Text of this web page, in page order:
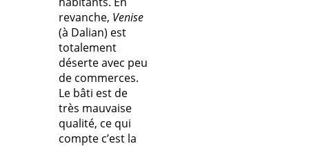
revanche, Venise
(à Dalian) est
totalement
déserte avec peu
de commerces.
Le bâti est de
très mauvaise
qualité, ce qui
compte c’est la